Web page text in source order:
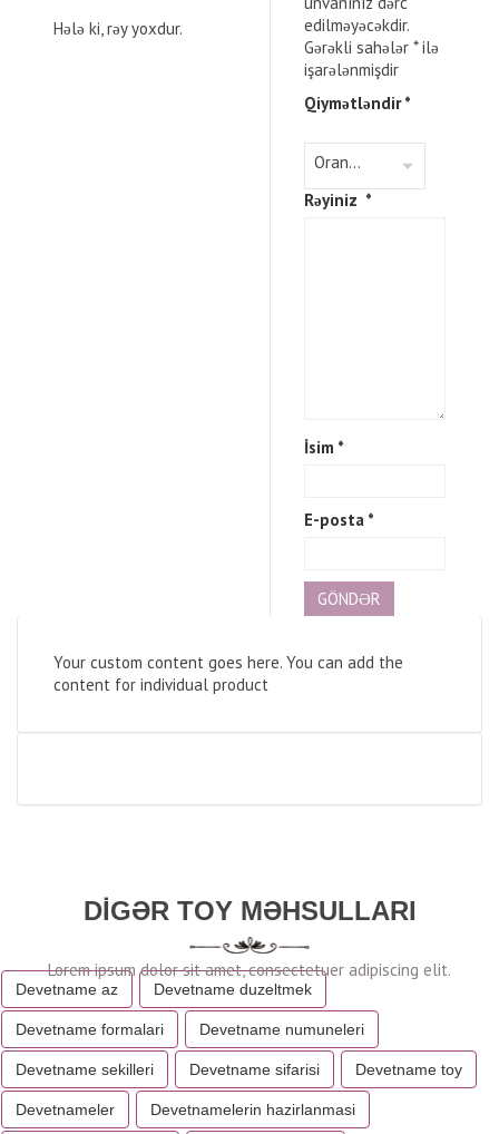
Hələ ki, rəy yoxdur.
edilməyəcəkdir.
Gərəkli sahələr *ilə
işarələnmişdir
Qiymətləndir*
Rəyiniz *
İsim *
E-posta *
Your custom content goes here. You can add the
content for individual product
DIGƏR TOY MƏHSULLARI
Devetname az Devetname duzeltmek
Devetname formalari Devetname numuneleri
Devetname sekilleri Devetname sifarisi Devetname toy
Devetnameler Devetnamelerin hazirlanmasi